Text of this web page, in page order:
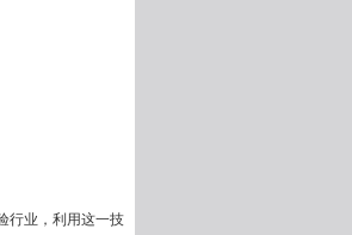
行业，利用这一技